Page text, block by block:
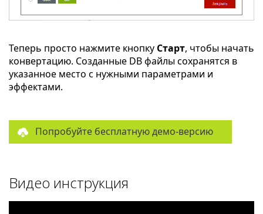
Теперь просто нажмите кнопку Старт, чтобы начать
конвертацию. Созданные DB файлы сохранятся в
указанное место с нужными параметрами и
эффектами.
Попробуйте бесплатную демо-версию
Видео инструкция